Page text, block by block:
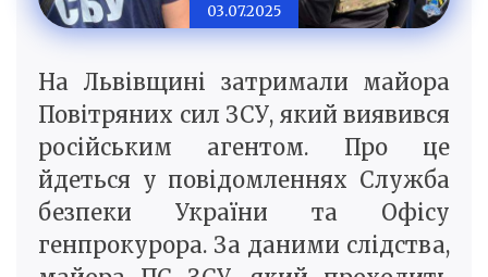
03.07.2025
На Львівщині затримали майора
Повітряних сил ЗСУ, який виявився
російським агентом. Про це
йдеться у повідомленнях Служба
безпеки України та Офісу
генпрокурора. За даними слідства,